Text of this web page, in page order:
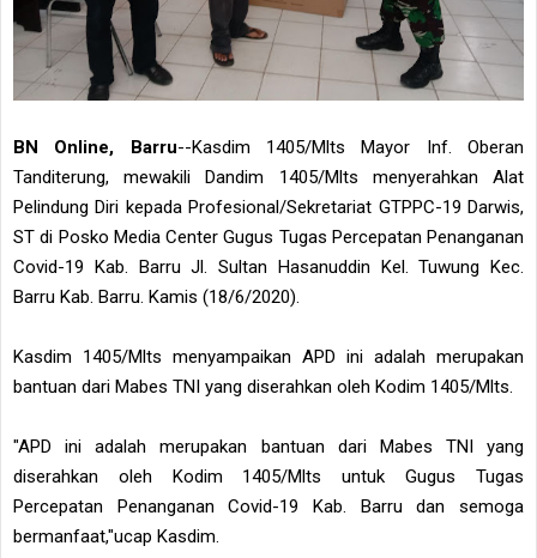
BN Online, Barru--Kasdim 1405/Mlts Mayor Inf. Oberan
Tanditerung, mewakili Dandim 1405/Mlts menyerahkan Alat
Pelindung Diri kepada Profesional/Sekretariat GTPPC-19 Darwis,
ST di Posko Media Center Gugus Tugas Percepatan Penanganan
Covid-19 Kab. Barru Jl. Sultan Hasanuddin Kel. Tuwung Kec.
Barru Kab. Barru. Kamis (18/6/2020).
Kasdim 1405/Mlts menyampaikan APD ini adalah merupakan
bantuan dari Mabes TNI yang diserahkan oleh Kodim 1405/Mlts.
"APD ini adalah merupakan bantuan dari Mabes TNI yang
diserahkan oleh Kodim 1405/Mlts untuk Gugus Tugas
Percepatan Penanganan Covid-19 Kab. Barru dan semoga
bermanfaat,"ucap Kasdim.